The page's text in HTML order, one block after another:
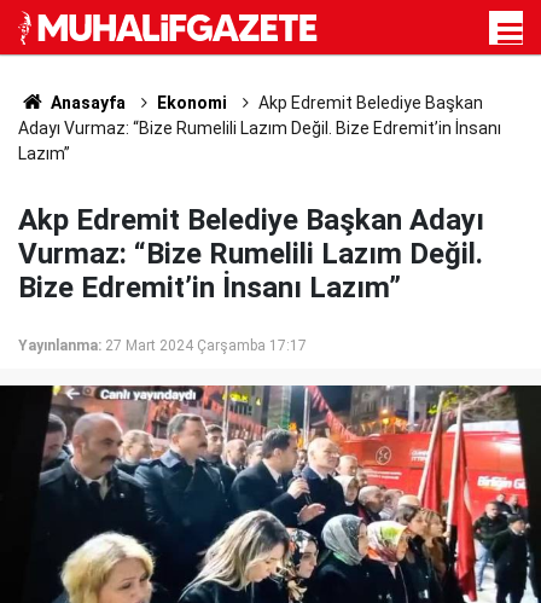
Anasayfa Ekonomi
Akp Edremit Belediye Başkan
Adayı Vurmaz: “Bize Rumelili Lazım Değil. Bize Edremit’in İnsanı
Lazım”
Akp Edremit Belediye Başkan Adayı
Vurmaz: “Bize Rumelili Lazım Değil.
Bize Edremit’in İnsanı Lazım”
Yayınlanma: 27 Mart 2024 Çarşamba 17:17